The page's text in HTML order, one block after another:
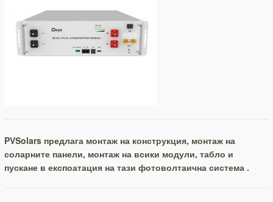
PVSolars предлага монтаж на конструкция, монтаж на
соларните панели, монтаж на всики модули, табло и
пускане в експоатация на тази фотоволтаична система .